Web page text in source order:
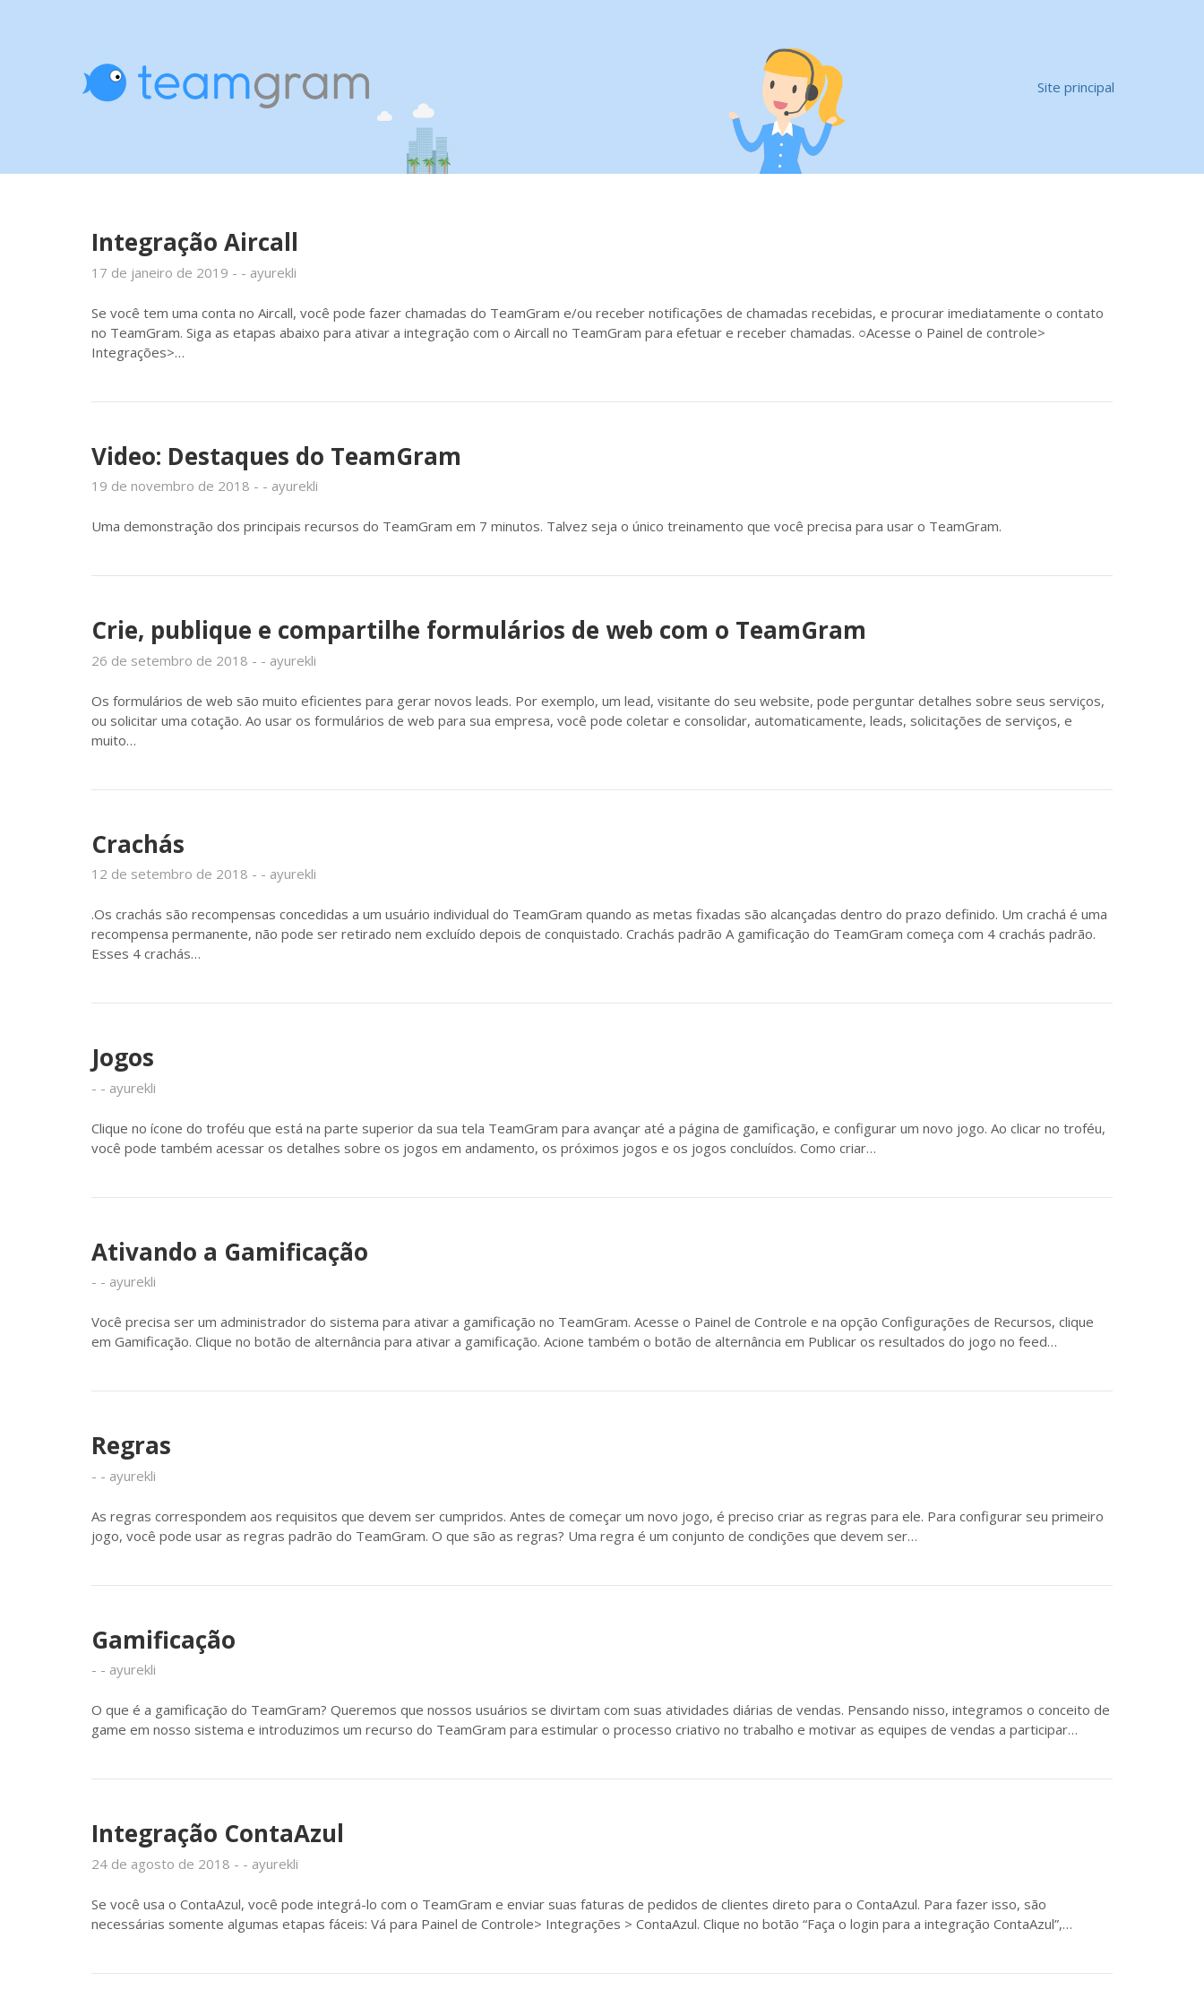
Site principal
Integração Aircall
17 de janeiro de 2019 ayurekli
Se você tem uma conta no Aircall, você pode fazer chamadas do TeamGram e/ou receber notificações de chamadas recebidas, e procurar imediatamente o contato
no TeamGram. Siga as etapas abaixo para ativar a integração com o Aircall no TeamGram para efetuar e receber chamadas. ○Acesse o Painel de controle>
Integrações>…
Video: Destaques do TeamGram
19 de novembro de 2018 ayurekli
Uma demonstração dos principais recursos do TeamGram em 7 minutos. Talvez seja o único treinamento que você precisa para usar o TeamGram.
Crie, publique e compartilhe formulários de web com o TeamGram
26 de setembro de 2018 ayurekli
Os formulários de web são muito eficientes para gerar novos leads. Por exemplo, um lead, visitante do seu website, pode perguntar detalhes sobre seus serviços,
ou solicitar uma cotação. Ao usar os formulários de web para sua empresa, você pode coletar e consolidar, automaticamente, leads, solicitações de serviços, e
muito…
Crachás
12 de setembro de 2018 ayurekli
.Os crachás são recompensas concedidas a um usuário individual do TeamGram quando as metas fixadas são alcançadas dentro do prazo definido. Um crachá é uma
recompensa permanente, não pode ser retirado nem excluído depois de conquistado. Crachás padrão A gamificação do TeamGram começa com 4 crachás padrão.
Esses 4 crachás…
Jogos
ayurekli
Clique no ícone do troféu que está na parte superior da sua tela TeamGram para avançar até a página de gamificação, e configurar um novo jogo. Ao clicar no troféu,
você pode também acessar os detalhes sobre os jogos em andamento, os próximos jogos e os jogos concluídos. Como criar…
Ativando a Gamificação
ayurekli
Você precisa ser um administrador do sistema para ativar a gamificação no TeamGram. Acesse o Painel de Controle e na opção Configurações de Recursos, clique
em Gamificação. Clique no botão de alternância para ativar a gamificação. Acione também o botão de alternância em Publicar os resultados do jogo no feed…
Regras
ayurekli
As regras correspondem aos requisitos que devem ser cumpridos. Antes de começar um novo jogo, é preciso criar as regras para ele. Para configurar seu primeiro
jogo, você pode usar as regras padrão do TeamGram. O que são as regras? Uma regra é um conjunto de condições que devem ser…
Gamificação
ayurekli
O que é a gamificação do TeamGram? Queremos que nossos usuários se divirtam com suas atividades diárias de vendas. Pensando nisso, integramos o conceito de
game em nosso sistema e introduzimos um recurso do TeamGram para estimular o processo criativo no trabalho e motivar as equipes de vendas a participar…
Integração ContaAzul
24 de agosto de 2018 ayurekli
Se você usa o ContaAzul, você pode integrá-lo com o TeamGram e enviar suas faturas de pedidos de clientes direto para o ContaAzul. Para fazer isso, são
necessárias somente algumas etapas fáceis: Vá para Painel de Controle> Integrações > ContaAzul. Clique no botão “Faça o login para a integração ContaAzul”,…